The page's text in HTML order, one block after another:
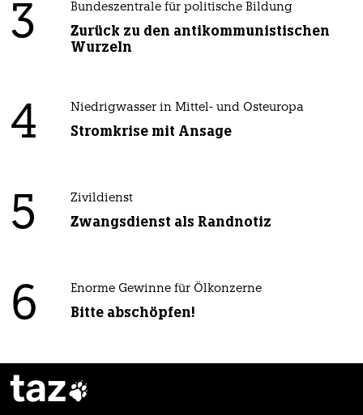
3 Bundeszentrale für politische Bildung
Zurück zu den antikommunistischen
Wurzeln
4 Niedrigwasser in Mittel- und Osteuropa
Stromkrise mit Ansage
5 Zivildienst
Zwangsdienst als Randnotiz
6 Enorme Gewinne für Ölkonzerne
Bitte abschöpfen!
taz